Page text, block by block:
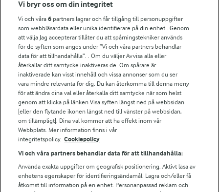
För ägare
Arlas kundportal
Arla.com
Falbygdens Ost
Arla webbshop
Bildbank
Följ oss
Vi bryr oss om din integritet
Vi och våra6 partners lagrar och får tillgång till personuppgifter
som webbläsardata eller unika identifierare på din enhet . Genom
att välja Jag accepterar tillåter du att spårningstekniker används
för de syften som anges under ”Vi och våra partners behandlar
data för att tillhandahålla”. . Om du väljer Avvisa alla eller
återkallar ditt samtycke inaktiveras de. Om spårare är
inaktiverade kan visst innehåll och vissa annonser som du ser
vara mindre relevanta för dig. Du kan återkomma till denna meny
för att ändra dina val eller återkalla ditt samtycke när som helst
genom att klicka på länken Visa syften längst ned på webbsidan
[eller den flytande ikonen längst ned till vänster på webbsidan,
om tillämpligt]. Dina val kommer att ha effekt inom vår
Webbplats. Mer information finns i vår
integritetspolicy. Cookiepolicy
Vi och våra partners behandlar data för att tillhandahålla:
Använda exakta uppgifter om geografisk positionering. Aktivt läsa av
enhetens egenskaper för identifieringsändamål. Lagra och/eller få
åtkomst till information på en enhet. Personanpassad reklam och